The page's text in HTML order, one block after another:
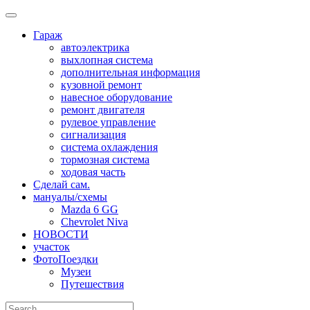
Skip
contentГараж
автоэлектрика
выхлопная система
дополнительная информация
кузовной ремонт
навесное оборудование
ремонт двигателя
рулевое управление
сигнализация
система охлаждения
тормозная система
ходовая часть
Сделай сам.
мануалы/схемы
Mazda 6 GG
Chevrolet Niva
НОВОСТИ
участок
ФотоПоездки
Музеи
Путешествия
Search